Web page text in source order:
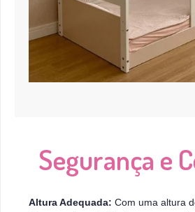
Segurança e
Altura Adequada: Com uma altura